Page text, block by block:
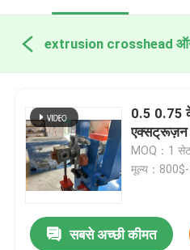
extrusion crosshead
0.5 0.75
एक्सट्रूज़न
MOQ：1
मूल्य：
सबसे अच्छी कीमत